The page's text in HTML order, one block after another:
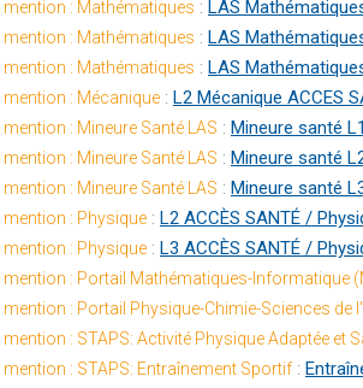
mention : Mathématiques : LAS
mention : Mathématiques : LAS
mention : Mathématiques : LAS
mention : Mécanique : L2 Mécanique ACCES
mention : Mineure Santé LAS : Mineure santé
mention : Mineure Santé LAS : Mineure santé
mention : Mineure Santé LAS : Mineure santé
mention : Physique : L2 ACCÈS SANTÉ /
mention : Physique : L3 ACCÈS SANTÉ /
mention : Portail Mathématiques-Informatique
mention : Portail Physique-Chimie-Sciences de
mention : STAPS: Activité Physique Adaptée et
mention : STAPS: Entraînement Sportif :